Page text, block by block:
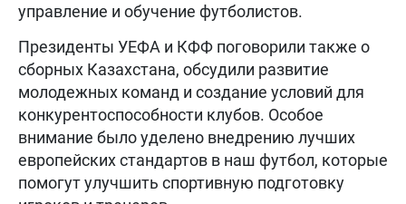
управление и обучение футболистов.
Президенты УЕФА и КФФ поговорили также о
сборных Казахстана, обсудили развитие
молодежных команд и создание условий для
конкурентоспособности клубов. Особое
внимание было уделено внедрению лучших
европейских стандартов в наш футбол, которые
помогут улучшить спортивную подготовку